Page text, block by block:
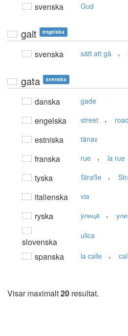
svenska Gud
gait engelska
svenska sätt att gå ,
gata svenska
danska gade
engelska street , road
estniska tänav
franska rue , la rue
tyska Straße ,
italienska via
ryska yлицa ,
slovenska
ulica
spanska la calle ,
Visar maximalt20 resultat.